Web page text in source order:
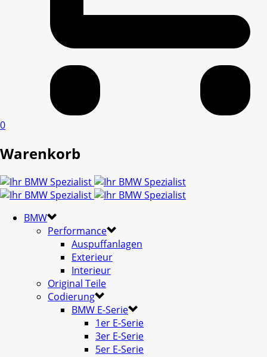
0
Warenkorb
BMW
Performance
Auspuffanlagen
Exterieur
Interieur
Original Teile
Codierung
BMW E-Serie
1er E-Serie
3er E-Serie
5er E-Serie